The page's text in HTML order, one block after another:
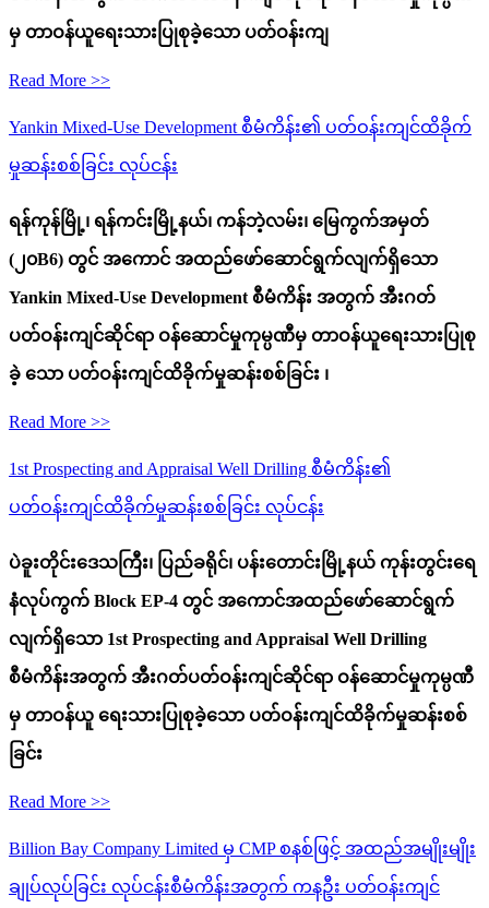
မှ တာဝန်ယူရေးသားပြုစုခဲ့သော ပတ်ဝန်းကျ
Read More >>
Yankin Mixed-Use Development စီမံကိန်း၏ ပတ်ဝန်းကျင်ထိခိုက်
မှုဆန်းစစ်ခြင်း လုပ်ငန်း
ရန်ကုန်မြို့၊ ရန်ကင်းမြို့နယ်၊ ကန်ဘဲ့လမ်း၊ မြေကွက်အမှတ်
(၂၀B6) တွင် အကောင် အထည်ဖော်ဆောင်ရွက်လျက်ရှိသော
Yankin Mixed-Use Development စီမံကိန်း အတွက် အီးဂတ်
ပတ်ဝန်းကျင်ဆိုင်ရာ ဝန်ဆောင်မှုကုမ္ပဏီမှ တာဝန်ယူရေးသားပြုစု
ခဲ့ သော ပတ်ဝန်းကျင်ထိခိုက်မှုဆန်းစစ်ခြင်း ၊
Read More >>
1st Prospecting and Appraisal Well Drilling စီမံကိန်း၏
ပတ်ဝန်းကျင်ထိခိုက်မှုဆန်းစစ်ခြင်း လုပ်ငန်း
ပဲခူးတိုင်းဒေသကြီး၊ ပြည်ခရိုင်၊ ပန်းတောင်းမြို့နယ် ကုန်းတွင်းရေ
နံလုပ်ကွက် Block EP-4 တွင် အကောင်အထည်ဖော်ဆောင်ရွက်
လျက်ရှိသော 1st Prospecting and Appraisal Well Drilling
စီမံကိန်းအတွက် အီးဂတ်ပတ်ဝန်းကျင်ဆိုင်ရာ ဝန်ဆောင်မှုကုမ္ပဏီ
မှ တာဝန်ယူ ရေးသားပြုစုခဲ့သော ပတ်ဝန်းကျင်ထိခိုက်မှုဆန်းစစ်
ခြင်း
Read More >>
Billion Bay Company Limited မှ CMP စနစ်ဖြင့် အထည်အမျိုးမျိုး
ချုပ်လုပ်ခြင်း လုပ်ငန်းစီမံကိန်းအတွက် ကနဦး ပတ်ဝန်းကျင်